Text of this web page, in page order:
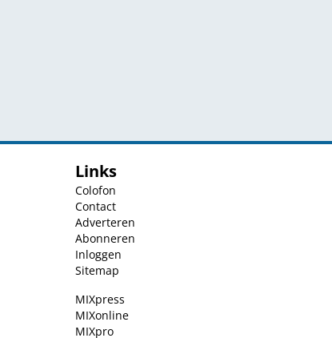
Links
Colofon
Contact
Adverteren
Abonneren
Inloggen
Sitemap
MIXpress
MIXonline
MIXpro